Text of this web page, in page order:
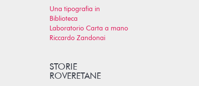
Una tipografia in
Biblioteca
Laboratorio Carta a mano
Riccardo Zandonai
STORIE
ROVERETANE